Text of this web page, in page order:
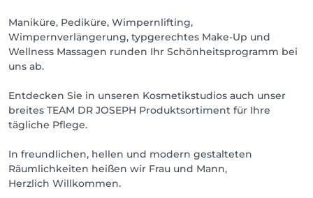
Maniküre, Pediküre, Wimpernlifting,
Wimpernverlängerung, typgerechtes Make-Up und
Wellness Massagen runden Ihr Schönheitsprogramm bei
uns ab.
Entdecken Sie in unseren Kosmetikstudios auch unser
breites TEAM DR JOSEPH Produktsortiment für Ihre
tägliche Pflege.
In freundlichen, hellen und modern gestalteten
Räumlichkeiten heißen wir Frau und Mann,
Herzlich Willkommen.